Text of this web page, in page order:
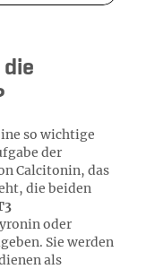
so wichtige
der
Calcitonin, das
die beiden
oder
Sie werden
als